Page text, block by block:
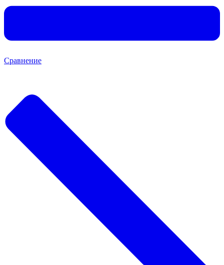
Сравнение